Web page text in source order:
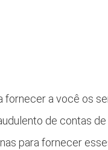
fornecer a você os
de contas
para fornecer